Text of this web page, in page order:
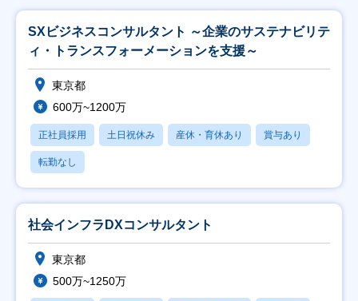
SXビジネスコンサルタント ～企業のサステナビリテ
ィ・トランスフォーメーションを支援～
東京都
600万~1200万
正社員採用 土日祝休み 産休・育休あり 賞与あり
転勤なし
社会インフラDXコンサルタント
東京都
500万~1250万